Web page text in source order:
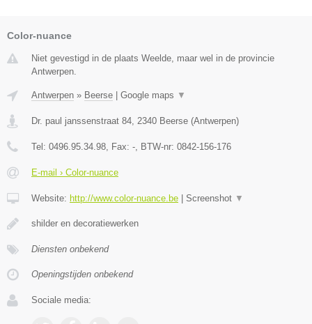
Color-nuance
Niet gevestigd in de plaats Weelde, maar wel in de provincie
Antwerpen.
Antwerpen » Beerse Google maps ▼
Dr. paul janssenstraat 84, 2340 Beerse (Antwerpen)
Tel: 0496.95.34.98, Fax: -, BTW-nr: 0842-156-176
E-mail › Color-nuance
Website: http://www.color-nuance.be Screenshot ▼
shilder en decoratiewerken
Diensten onbekend
Openingstijden onbekend
Sociale media: